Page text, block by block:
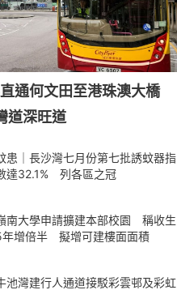
通何文田至港珠澳大橋
道深旺道
患｜長沙灣七月份第七批誘蚊器指
達32.1% 列各區之冠
南大學申請擴建本部校園 稱收生
年增倍半 擬增可建樓面面積
池灣建行人通道接駁彩雲邨及彩虹